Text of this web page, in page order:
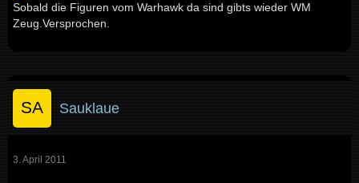
Sobald die Figuren vom Warhawk da sind gibts wieder WM
Zeug.Versprochen.
Sauklaue
3. April 2011